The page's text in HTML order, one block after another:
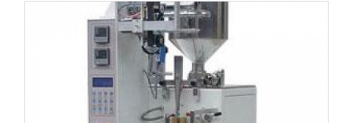
ФАСОВОЧНАЯ МАШИНА HDL-K80C/60C
20 197 447 RUB